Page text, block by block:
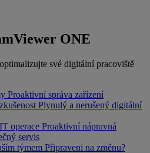
ONE
své digitální pracoviště
Proaktivní správa zařízení
Plynulý a nerušený digitální
operace Proaktivní nápravná
servis
týmem Připraveni na změnu?